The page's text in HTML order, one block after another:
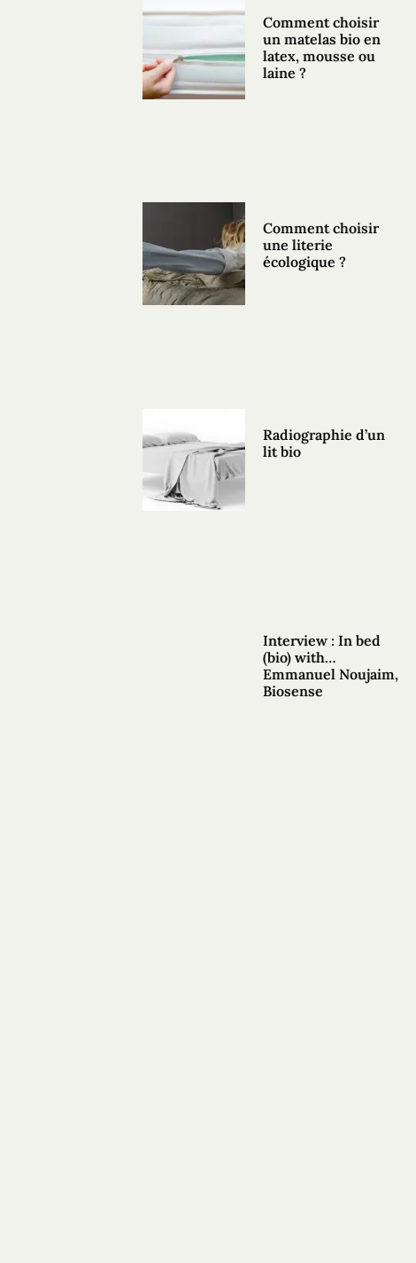
Comment choisir
un matelas bio en
latex, mousse ou
laine ?
Comment choisir
une literie
écologique ?
Radiographie d’un
lit bio
Interview : In bed
(bio) with…
Emmanuel Noujaim,
Biosense